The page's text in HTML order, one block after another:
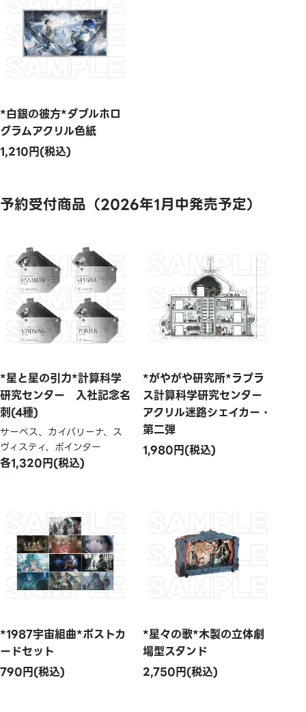
*白銀の彼方*ダブルホロ
グラムアクリル色紙
1,210円(税込)
予約受付商品（2026年1月中発売予定）
*星と星の引力*計算科学
研究センター 入社記念名
刺(4種)
サーベス、カイパリーナ、ス
ヴィスティ、ポインター
各1,320円(税込)
*がやがや研究所*ラプラ
ス計算科学研究センター
アクリル迷路シェイカー・
第二弾
1,980円(税込)
*1987宇宙組曲*ポストカ
ードセット
790円(税込)
*星々の歌*木製の立体劇
場型スタンド
2,750円(税込)